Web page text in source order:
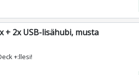
+ 2x USB-lisähubi, musta
+:llesi!